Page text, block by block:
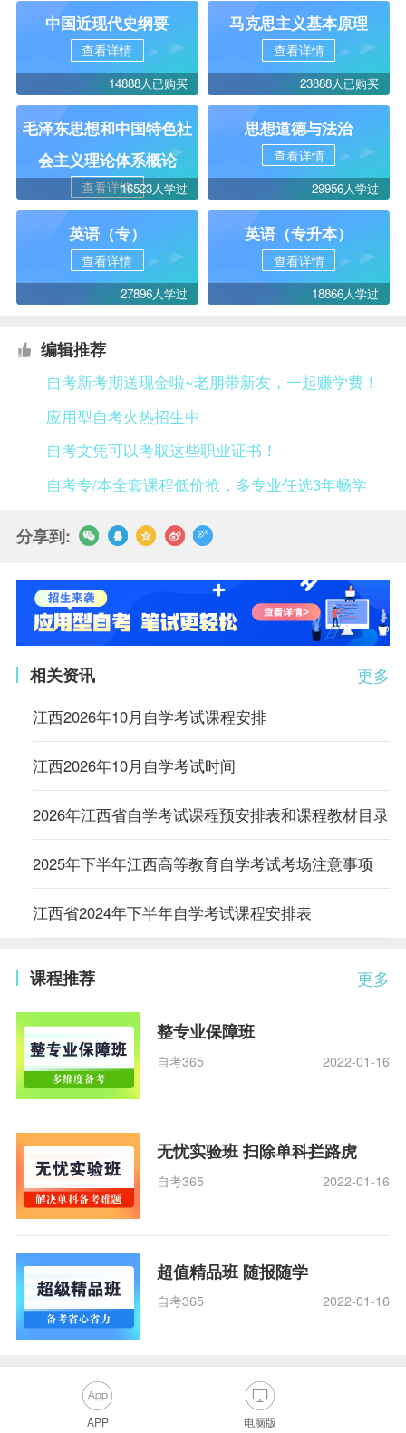
中国近现代史纲要
查看详情
14888人已购买
马克思主义基本原理
查看详情
23888人已购买
毛泽东思想和中国特色社
会主义理论体系概论
查看详情16523人学过
思想道德与法治
查看详情
29956人学过
英语（专）
查看详情
27896人学过
英语（专升本）
查看详情
18866人学过
编辑推荐
自考新考期送现金啦~老朋带新友，一起赚学费！
应用型自考火热招生中
自考文凭可以考取这些职业证书！
自考专/本全套课程低价抢，多专业任选3年畅学
分享到:
更多
相关资讯
江西2026年10月自学考试课程安排
江西2026年10月自学考试时间
2026年江西省自学考试课程预安排表和课程教材目录
2025年下半年江西高等教育自学考试考场注意事项
江西省2024年下半年自学考试课程安排表
更多
课程推荐
整专业保障班
自考365 2022-01-16
无忧实验班 扫除单科拦路虎
自考365 2022-01-16
超值精品班 随报随学
自考365 2022-01-16
APP 电脑版